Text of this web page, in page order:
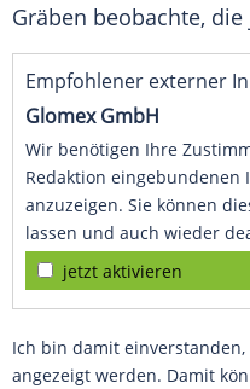
Gräben beobachte,
Empfohlener externer
Glomex GmbH
Wir benötigen Ihre
Redaktion eingebundenen
anzuzeigen. Sie können
lassen und auch wieder
jetzt aktivieren
Ich bin damit
angezeigt werden. Damit